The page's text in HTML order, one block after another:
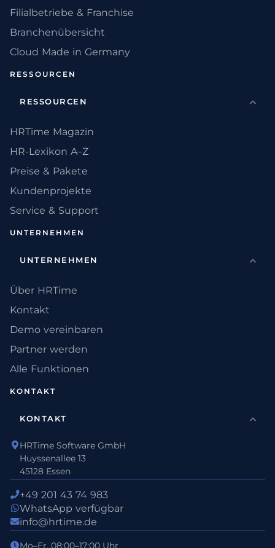
Filialbetriebe & Franchise
Branchenübersicht
Cloud Made in Germany
RESSOURCEN
RESSOURCEN
HRTime Magazin
HR-Lexikon A–Z
Preise & Pakete
Kundenprojekte
Service & Support
UNTERNEHMEN
UNTERNEHMEN
Über HRTime
Kontakt
Demo vereinbaren
Partner werden
Alle Funktionen
KONTAKT
KONTAKT
HRTime Software GmbH
Huyssenallee 13
45128 Essen
+49 201 43 74 983
WhatsApp verfügbar
info@hrtime.de
Mo–Fr, 08:00–17:00 Uhr